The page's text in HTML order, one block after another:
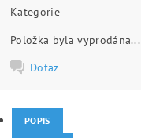
Kategorie
Položka byla vyprodána...
Dotaz
POPIS